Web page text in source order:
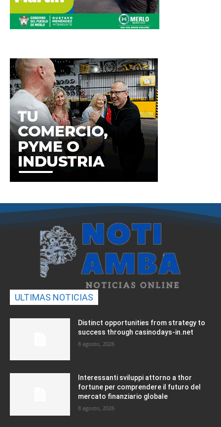
ULTIMAS NOTICIAS
Distinct opportunities from strategy to
success through casinodays-in.net
8 agosto, 2026
Interessanti sviluppi attorno a thor
fortune per comprendere il futuro del
mercato finanziario globale
8 agosto, 2026